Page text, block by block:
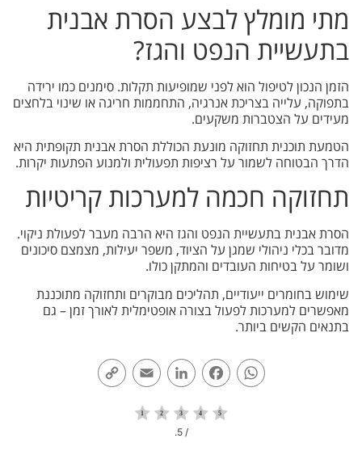
מתי מומלץ לבצע הסרת אבנית
בתעשיית הנפט והגז?
הזמן הנכון לטיפול הוא לפני שמופיעות תקלות. סימנים כמו ירידה
בתפוקה, עלייה בצריכת אנרגיה, התחממות חריגה או שינוי בלחצים
מעידים על הצטברות משקעים.
הטמעת תוכנית תחזוקה מונעת הכוללת הסרת אבנית תקופתית היא
הדרך הבטוחה לשמור על רציפות תפעולית ולמנוע הפתעות יקרות.
תחזוקה חכמה למערכות קריטיות
הסרת אבנית בתעשיית הנפט והגז היא הרבה מעבר לפעולת ניקוי.
מדובר בכלי ניהולי שמגן על הציוד, משפר יעילות, מצמצם סיכונים
ושומר על בטיחות העובדים והמתקן כולו.
שימוש בחומרים ייעודיים, תהליכים מבוקרים ותחזוקה מתוכננת
מאפשרים למערכות לפעול בצורה אופטימלית לאורך זמן – גם
בתנאים הקשים ביותר.
WhatsApp
Facebook
LinkedIn
Email
/ 5.